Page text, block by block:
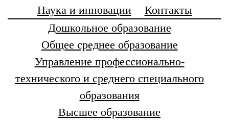
Наука и инновации
Контакты
Дошкольное образование
Общее среднее образование
Управление профессионально-
технического и среднего специального
образования
Высшее образование